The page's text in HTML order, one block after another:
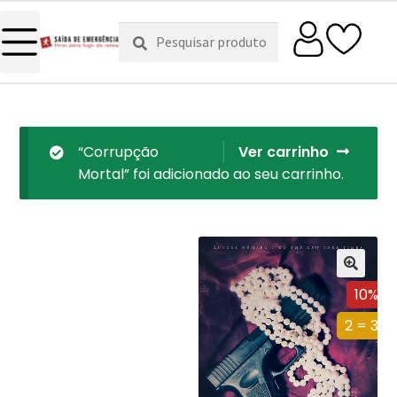
Pesquisar
por:
Pesquisa
Ver carrinho
“Corrupção
Mortal” foi adicionado ao seu carrinho.
10%
2 = 3